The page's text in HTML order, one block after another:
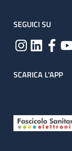
SEGUICI SU
SCARICA L'APP